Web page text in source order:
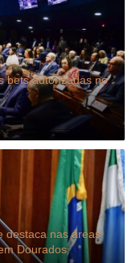
bets autorizadas no
destaca nas áreas
Dourados